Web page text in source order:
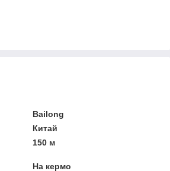
Bailong
Китай
150 м
На кермо